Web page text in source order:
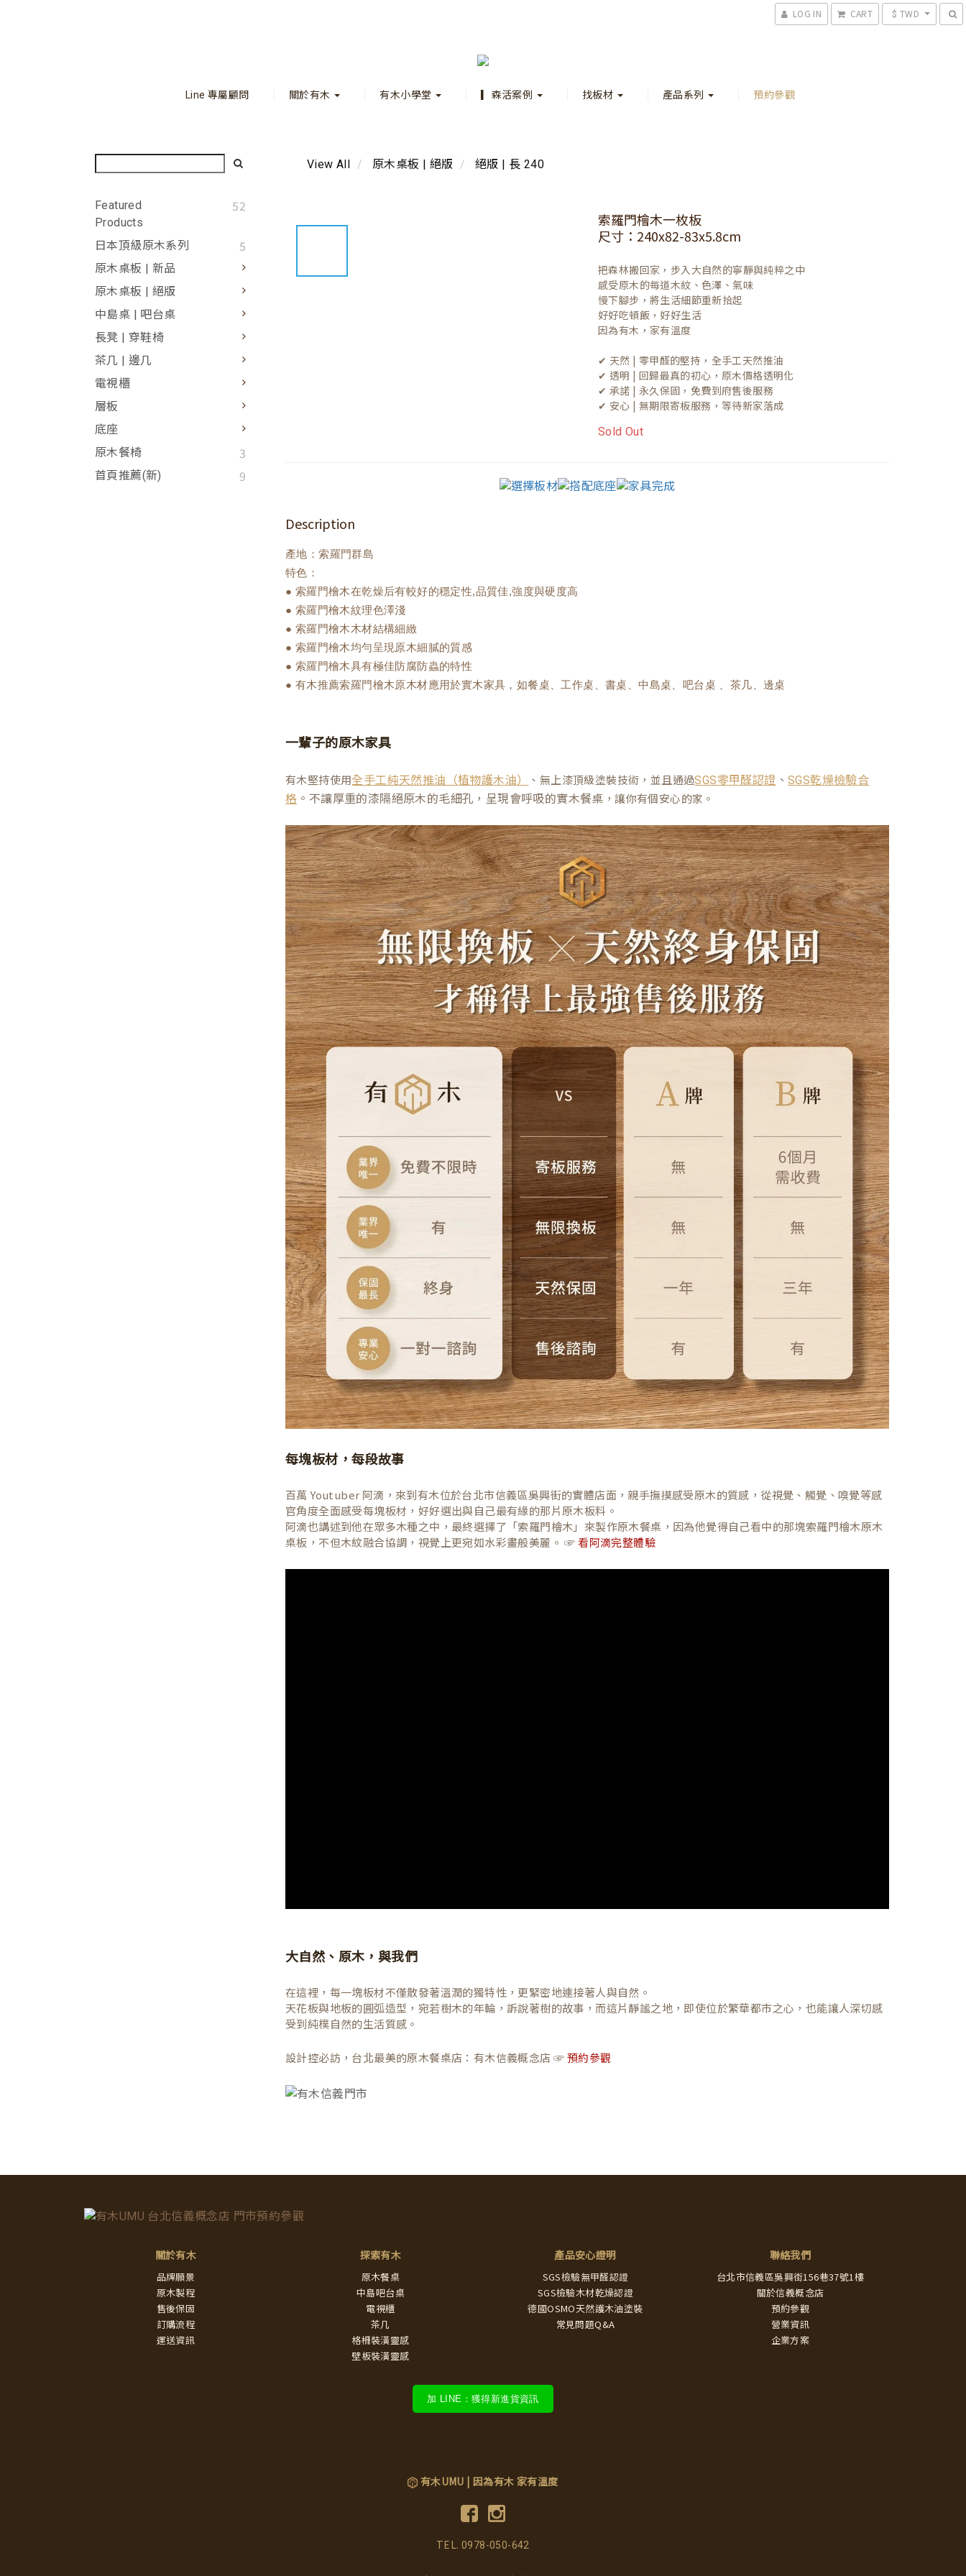
LOG IN CART $ TWD
Line 專屬顧問 關於有木 有木小學堂 ▎森活案例 找板材 產品系列 預約參觀
Featured
Products
52
日本頂級原木系列 5
原木桌板 | 新品
原木桌板 | 絕版
中島桌 | 吧台桌
長凳 | 穿鞋椅
茶几 | 邊几
電視櫃
層板
底座
原木餐椅
3
首頁推薦(新) 9
View All 原木桌板 | 絕版 絕版 | 長 240
索羅門檜木一枚板
尺寸：240x82-83x5.8cm
把森林搬回家，步入大自然的寧靜與純粹之中
感受原木的每道木紋、色澤、氣味
慢下腳步，將生活細節重新拾起
好好吃頓飯，好好生活
因為有木，家有溫度
✔ 天然 | 零甲醛的堅持，全手工天然推油
✔ 透明 | 回歸最真的初心，原木價格透明化
✔ 承諾 | 永久保固，免費到府售後服務
✔ 安心 | 無期限寄板服務，等待新家落成
Sold Out
Description
產地：索羅門群島
特色：
● 索羅門檜木在乾燥后有較好的穩定性,品質佳,強度與硬度高
● 索羅門檜木紋理色澤淺
● 索羅門檜木木材結構細緻
● 索羅門檜木均勻呈現原木細膩的質感
● 索羅門檜木具有極佳防腐防蟲的特性
● 有木推薦索羅門檜木原木材應用於實木家具，如餐桌、工作桌、書桌、中島桌、吧台桌 、茶几、邊桌
一輩子的原木家具
有木堅持使用全手工純天然推油（植物護木油） 、無上漆頂級塗裝技術，並且通過SGS零甲醛認證 、SGS乾燥檢驗合
格 。不讓厚重的漆隔絕原木的毛細孔，呈現會呼吸的實木餐桌 ，讓你有個安心的家。
每塊板材，每段故事
百萬 Youtuber 阿滴，來到有木位於台北市信義區吳興街的實體店面，親手撫摸感受原木的質感，從視覺、觸覺、嗅覺等感
官角度全面感受每塊板材，好好選出與自己最有緣的那片原木板料。
阿滴也講述到他在眾多木種之中，最終選擇了「索羅門檜木」來製作原木餐桌，因為他覺得自己看中的那塊索羅門檜木原木
桌板，不但木紋融合協調，視覺上更宛如水彩畫般美麗。 ☞看阿滴完整體驗
大自然、原木，與我們
在這裡，每一塊板材不僅散發著溫潤的獨特性，更緊密地連接著人與自然。
天花板與地板的圓弧造型，宛若樹木的年輪，訴說著樹的故事，而這片靜謐之地，即使位於繁華都市之心，也能讓人深切感
受到純樸自然的生活質感。
設計控必訪，台北最美的原木餐桌店：有木信義概念店 ☞ 預約參觀
關於有木
品牌願景
原木製程
售後保固
訂購流程
運送資訊
探索有木
原木餐桌
中島吧台桌
電視櫃
茶几
格柵裝潢靈感
壁板裝潢靈感
產品安心證明
SGS檢驗無甲醛認證
SGS檢驗木材乾燥認證
德國OSMO天然護木油塗裝
常見問題Q&A
聯絡我們
台北市信義區吳興街156巷37號1樓
關於信義概念店
預約參觀
營業資訊
企業方案
加 LINE：獲得新進貨資訊
有木UMU | 因為有木 家有溫度
TEL.0978-050-642